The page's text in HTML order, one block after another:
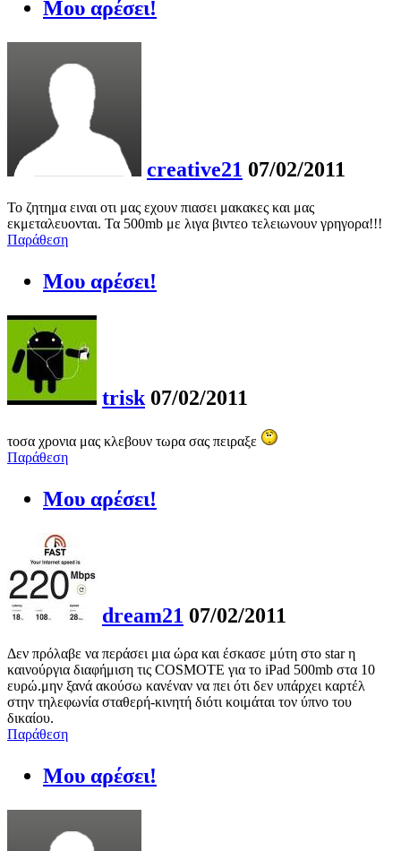
Μου αρέσει!
creative21 07/02/2011
Το ζητημα ειναι οτι μας εχουν πιασει μακακες και μας
εκμεταλευονται. Τα 500mb με λιγα βιντεο τελειωνουν γρηγορα!!!
Παράθεση
Μου αρέσει!
trisk 07/02/2011
τοσα χρονια μας κλεβουν τωρα σας πειραξε
Παράθεση
Μου αρέσει!
dream21 07/02/2011
Δεν πρόλαβε να περάσει μια ώρα και έσκασε μύτη στο star η
καινούργια διαφήμιση τις COSMOTE για το iPad 500mb στα 10
ευρώ.μην ξανά ακούσω κανέναν να πει ότι δεν υπάρχει καρτέλ
στην τηλεφωνία σταθερή-κινητή διότι κοιμάται τον ύπνο του
δικαίου.
Παράθεση
Μου αρέσει!